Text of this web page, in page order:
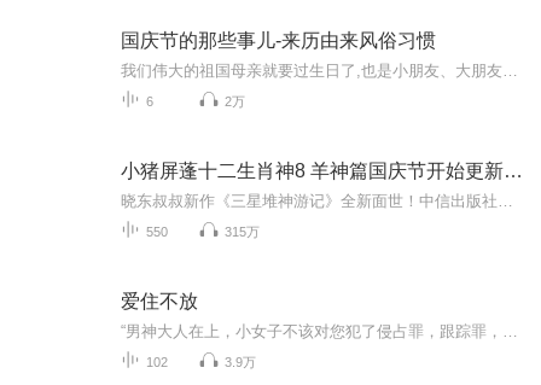
国庆节的那些事儿-来历由来风俗习惯
6 2万
小猪屏蓬十二生肖神8 羊神篇国庆节开始更新啦！
550 315万
爱住不放
102 3.9万